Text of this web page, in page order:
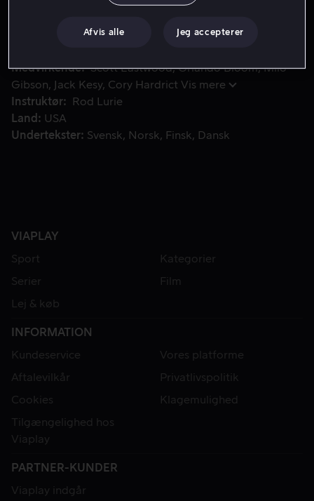
dødelige militære udpost, Keaton.
Medvirkende Scott Eastwood Orlando Bloom Milo
Gibson
Jack Kesy Cory Hardrict Vis mere
Instruktør
Rod Lurie
Land
USA
Undertekster
Svensk Norsk Finsk Dansk
VIAPLAY
Sport
Kategorier
Serier
Film
Lej & køb
INFORMATION
Kundeservice
Vores platforme
Aftalevilkår
Privatlivspolitik
Cookies
Klagemulighed
Tilgængelighed hos
Viaplay
PARTNER-KUNDER
Viaplay indgår
Afvis alle Jeg accepterer